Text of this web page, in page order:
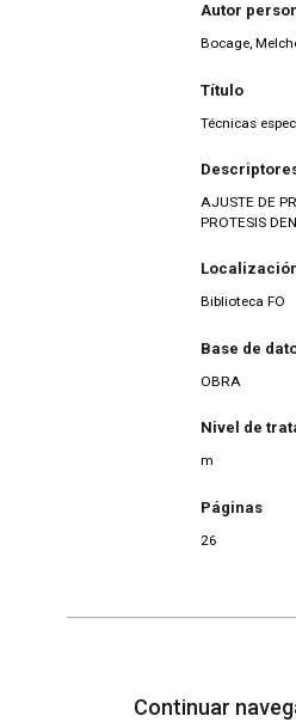
Autor
Bocage,
Título
Técnicas
AJUSTE DE
PROTESIS
Biblioteca FO
Base de
OBRA
Nivel de
m
Páginas
26
Continuar